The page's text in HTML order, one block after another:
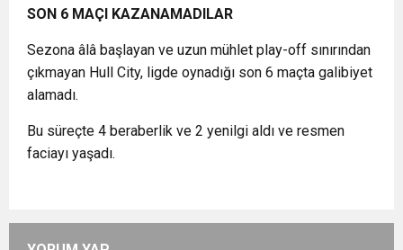
SON 6 MAÇI KAZANAMADILAR
Sezona âlâ başlayan ve uzun mühlet play-off sınırından
çıkmayan Hull City, ligde oynadığı son 6 maçta galibiyet
alamadı.
Bu süreçte 4 beraberlik ve 2 yenilgi aldı ve resmen
faciayı yaşadı.